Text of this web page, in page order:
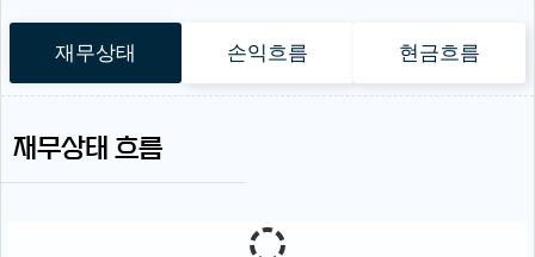
재무상태 손익흐름 현금흐름
재무상태 흐름